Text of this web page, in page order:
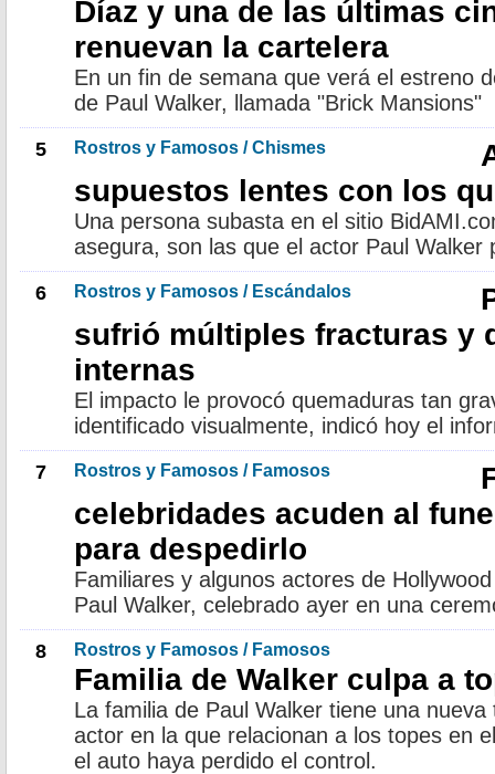
Díaz y una de las últimas
renuevan la cartelera
En un fin de semana que verá el estreno
de Paul Walker, llamada "Brick Mansions"
5 Rostros y Famosos / Chismes
supuestos lentes con los
Una persona subasta en el sitio
asegura, son las que el actor Paul
6 Rostros y Famosos / Escándalos
sufrió múltiples fracturas y
internas
El impacto le provocó quemaduras tan
identificado visualmente, indicó hoy el
7 Rostros y Famosos / Famosos
celebridades acuden al
para despedirlo
Familiares y algunos actores de
Paul Walker, celebrado ayer en una
8 Rostros y Famosos / Famosos
Familia de Walker culpa a
La familia de Paul Walker tiene una
actor en la que relacionan a los topes en
el auto haya perdido el control.